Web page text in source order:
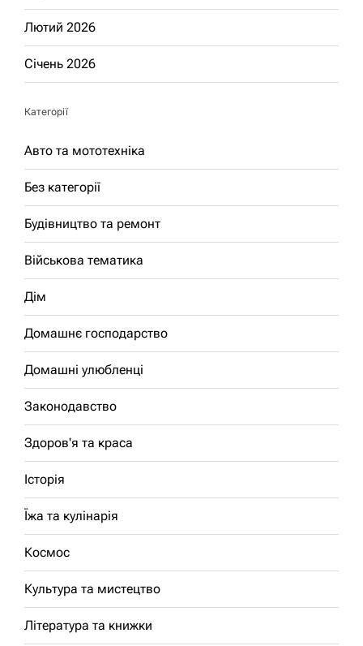
Лютий 2026
Січень 2026
Категорії
Авто та мототехніка
Без категорії
Будівництво та ремонт
Військова тематика
Дім
Домашнє господарство
Домашні улюбленці
Законодавство
Здоров'я та краса
Історія
Їжа та кулінарія
Космос
Культура та мистецтво
Література та книжки